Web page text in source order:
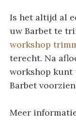
Is het altijd al
uw Barbet te
workshop
terecht. Na
workshop kunt
Barbet
Meer